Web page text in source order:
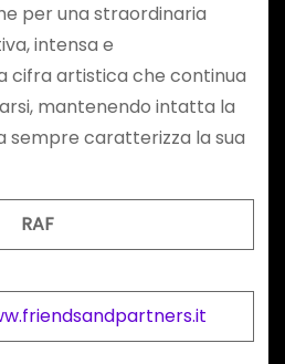
per una straordinaria
intensa e
cifra artistica che continua
mantenendo intatta la
sempre caratterizza la sua
RAF